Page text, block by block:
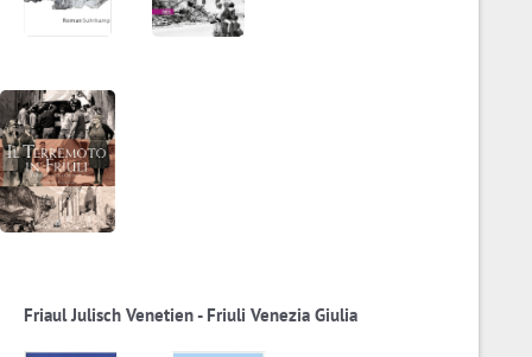
Friaul Julisch Venetien - Friuli Venezia Giulia